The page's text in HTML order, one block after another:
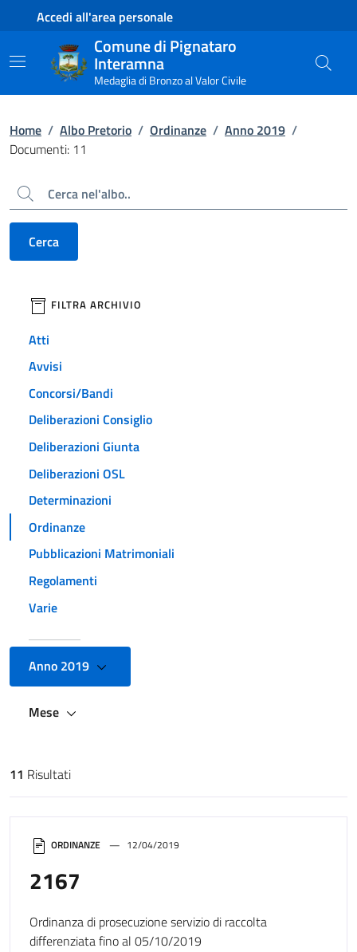
Contenuto principale
Piede di paginaAccedi all'area personale
Comune di Pignataro
Interamna
Medaglia di Bronzo al Valor Civile
Home / Albo Pretorio / Ordinanze / Anno 2019 /
Documenti: 11
Cerca
Cerca
filtri da applicare
FILTRA ARCHIVIO
Atti
Avvisi
Concorsi/Bandi
Deliberazioni Consiglio
Deliberazioni Giunta
Deliberazioni OSL
Determinazioni
Ordinanze
Pubblicazioni Matrimoniali
Regolamenti
Varie
Anno 2019
Mese
Risultati di ricerca
11 Risultati
ORDINANZE 12/04/2019
2167
Ordinanza di prosecuzione servizio di raccolta
differenziata fino al 05/10/2019